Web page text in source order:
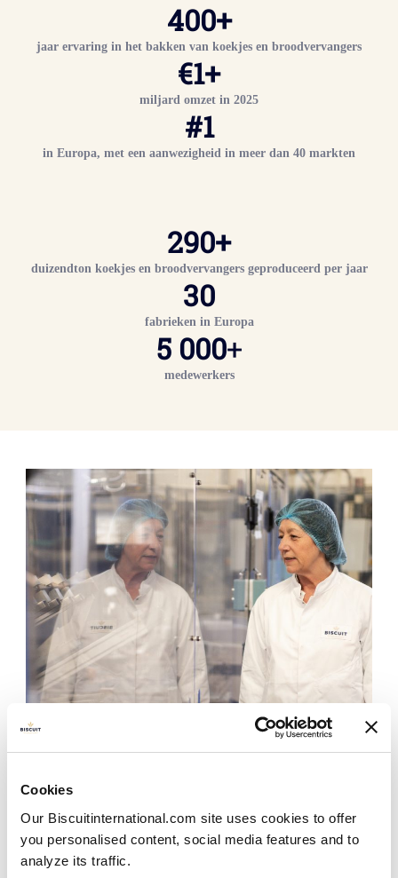
Cookies
Our Biscuitinternational.com site uses cookies to offer
you personalised content, social media features and to
analyze its traffic.
400+
jaar ervaring in het bakken van koekjes en broodvervangers
€1+
miljard omzet in 2025
#1
in Europa, met een aanwezigheid in meer dan 40 markten
290+
duizendton koekjes en broodvervangers geproduceerd per jaar
30
fabrieken in Europa
5 000+
medewerkers
Onze werkwijze